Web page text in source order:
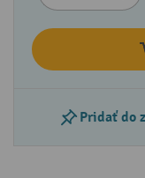
Pridať do